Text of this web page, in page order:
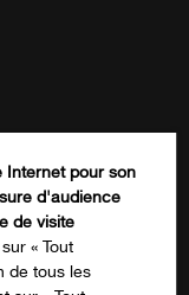
visage fait partie
en
pierres
Internet pour son
d'audience
de visite
« Tout
de tous les